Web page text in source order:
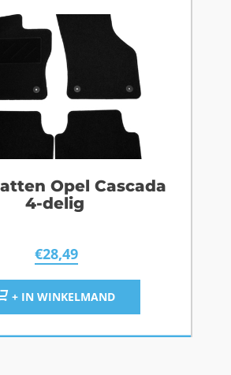
Opel Cascada
4-delig
€28,49
+ IN WINKELMAND